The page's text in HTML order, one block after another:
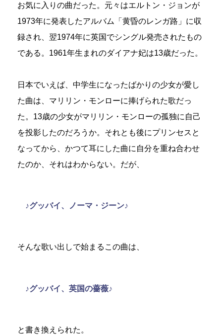
お気に入りの曲だった。元々はエルトン・ジョンが
1973年に発表したアルバム「黄昏のレンガ路」に収
録され、翌1974年に英国でシングル発売されたもの
である。1961年生まれのダイアナ妃は13歳だった。
日本でいえば、中学生になったばかりの少女が愛し
た曲は、マリリン・モンローに捧げられた歌だっ
た。13歳の少女がマリリン・モンローの孤独に自己
を投影したのだろうか。それとも後にプリンセスと
なってから、かつて耳にした曲に自分を重ね合わせ
たのか、それはわからない。だが、
♪グッバイ、ノーマ・ジーン♪
そんな歌い出しで始まるこの曲は、
♪グッバイ、英国の薔薇♪
と書き換えられた。